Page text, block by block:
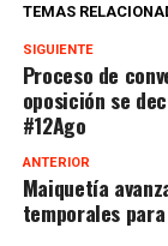
TEMAS
SIGUIENTE
Proceso de
oposición se
#12Ago
ANTERIOR
Maiquetía
temporales